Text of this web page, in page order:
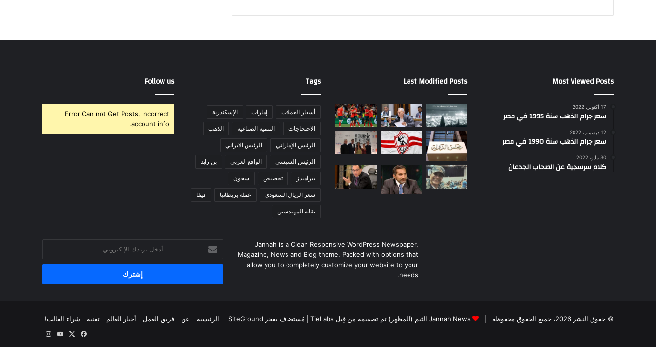
Most Viewed Posts
17 أكتوبر، 2022
سعر جرام الذهب سنة 1995 في مصر
12 ديسمبر، 2022
سعر جرام الذهب سنة 1990 في مصر
30 مايو، 2022
كلام سرسجية عن الصحاب الجدعان
Last Modified Posts
Tags
أسعار العملات إمارات الإسكندرية
الاحتجاجات التنمية الصناعية الذهب
الرئيس الإماراتي الرئيس الابراني
الرئيس السيسي الواقع العربي بن زايد
بيراميدز تخصيص سجون
سعر الريال السعودي عملة بريطانيا فيفا
نقابة المهندسين
Follow us
Error Can not Get Posts, Incorrect
account info.
Jannah is a Clean Responsive WordPress Newspaper,
Magazine, News and Blog theme. Packed with options that
allow you to completely customize your website to your
needs.
بريدك
الإلكتروني
© حقوق النشر 2026، جميع الحقوق محفوظة | Jannah News الثيم (المظهر) تم تصميمه من قِبل TieLabs | مُستضاف بفخر SiteGround الرئيسية عن فريق العمل أخبار العالم تقنية
شراء القالب!
فيسبوك ‫YouTubeانستقرام